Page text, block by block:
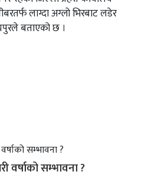
लाग्दा अग्लो भिरबाट लडेर
बताएको छ ।
सम्भावना ?